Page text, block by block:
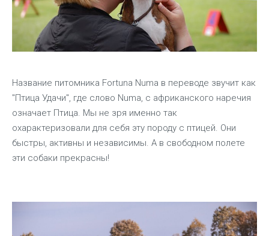
Название питомника Fortuna Numa в переводе звучит как
"Птица Удачи", где слово Numa, с африканского наречия
означает Птица. Мы не зря именно так
охарактеризовали для себя эту породу с птицей. Они
быстры, активны и независимы. А в свободном полете
эти собаки прекрасны!